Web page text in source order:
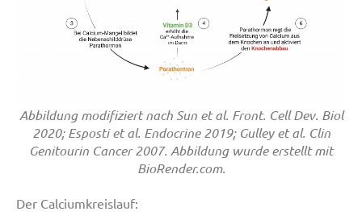
Abbildung modifiziert nach Sun et al. Front. Cell Dev. Biol
2020; Esposti et al. Endocrine 2019; Gulley et al. Clin
Genitourin Cancer 2007. Abbildung wurde erstellt mit
BioRender.com.
Der Calciumkreislauf: